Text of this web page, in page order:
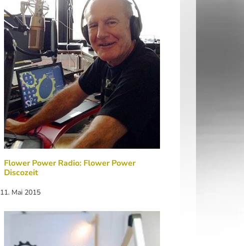
Flower Power Radio: Flower Power
Discozeit
11. Mai 2015